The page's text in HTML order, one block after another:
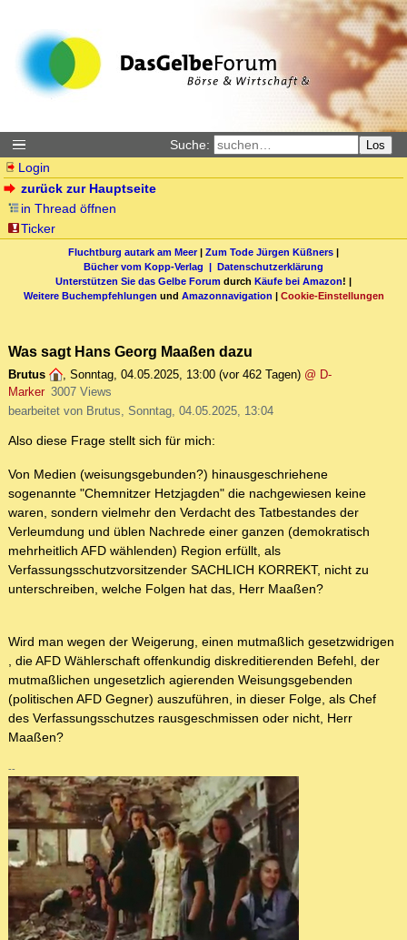
Suche: Los
Login
zurück zur Hauptseite
in Thread öffnen
Ticker
Fluchtburg autark am Meer| Zum Tode Jürgen Küßners |
Bücher vom Kopp-Verlag | Datenschutzerklärung
Unterstützen Sie das Gelbe Forum durch Käufe bei Amazon! |
Weitere Buchempfehlungen und Amazonnavigation | Cookie-Einstellungen
Was sagt Hans Georg Maaßen dazu
Brutus , Sonntag, 04.05.2025, 13:00 (vor 462 Tagen) @ D-
Marker 3007 Views
bearbeitet von Brutus, Sonntag, 04.05.2025, 13:04
Also diese Frage stellt sich für mich:
Von Medien (weisungsgebunden?) hinausgeschriehene
sogenannte "Chemnitzer Hetzjagden" die nachgewiesen keine
waren, sondern vielmehr den Verdacht des Tatbestandes der
Verleumdung und üblen Nachrede einer ganzen (demokratisch
mehrheitlich AFD wählenden) Region erfüllt, als
Verfassungsschutzvorsitzender SACHLICH KORREKT, nicht zu
unterschreiben, welche Folgen hat das, Herr Maaßen?
Wird man wegen der Weigerung, einen mutmaßlich gesetzwidrigen
, die AFD Wählerschaft offenkundig diskreditierenden Befehl, der
mutmaßlichen ungesetzlich agierenden Weisungsgebenden
(politischen AFD Gegner) auszuführen, in dieser Folge, als Chef
des Verfassungsschutzes rausgeschmissen oder nicht, Herr
Maaßen?
--